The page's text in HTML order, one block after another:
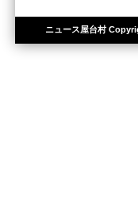
ニュース屋台村